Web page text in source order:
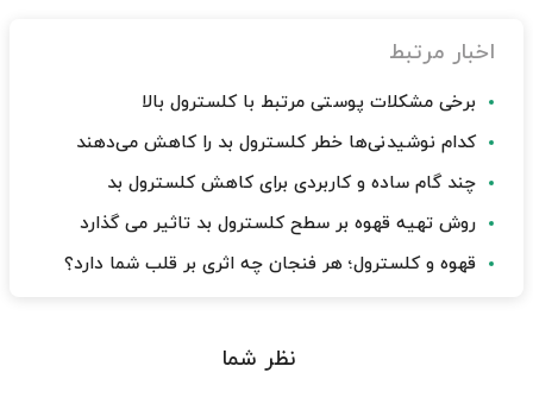
اخبار مرتبط
برخی مشکلات پوستی مرتبط با کلسترول بالا
کدام نوشیدنی‌ها خطر کلسترول بد را کاهش می‌دهند
چند گام ساده و کاربردی برای کاهش کلسترول بد
روش تهیه قهوه بر سطح کلسترول بد تاثیر می گذارد
قهوه و کلسترول؛ هر فنجان چه اثری بر قلب شما دارد؟
نظر شما